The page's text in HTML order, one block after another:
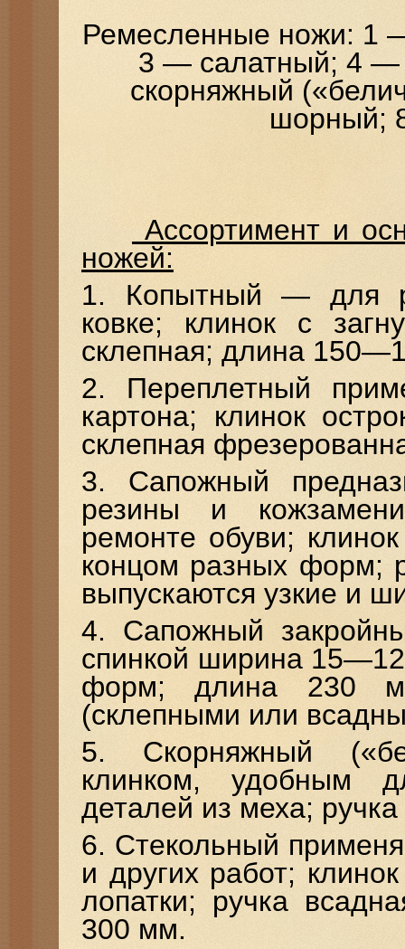
Ремесленные ножи: 1
3 — салатный; 4 —
скорняжный
шорный;
Ассортимент и
ножей:
1. Копытный — для
ковке; клинок с
склепная; длина
2. Переплетный
картона; клинок
склепная
3. Сапожный
резины и
ремонте обуви;
концом разных форм;
выпускаются узкие и
4. Сапожный
спинкой ширина
форм; длина 230
(склепными или
5. Скорняжный
клинком, удобным
деталей из меха;
6. Стекольный
и других работ;
лопатки; ручка
300 мм.